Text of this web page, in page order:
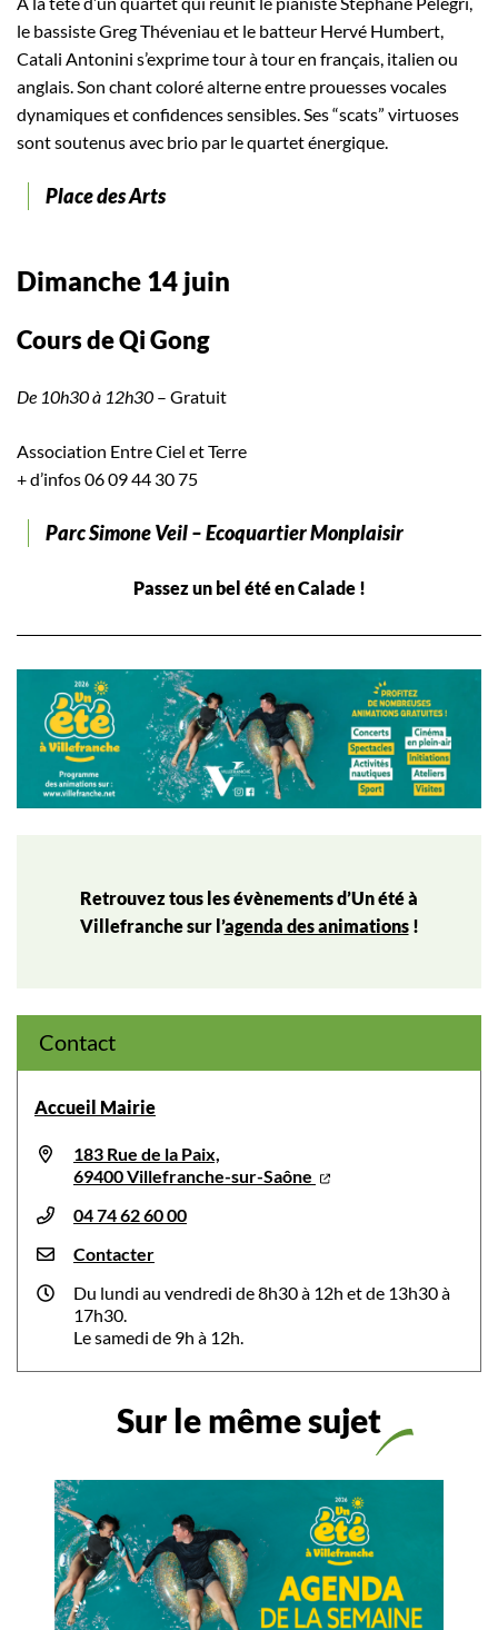
le bassiste Greg Théveniau et le batteur Hervé Humbert,
Catali Antonini s’exprime tour à tour en français, italien ou
anglais. Son chant coloré alterne entre prouesses vocales
dynamiques et confidences sensibles. Ses “scats” virtuoses
sont soutenus avec brio par le quartet énergique.
Place des Arts
Dimanche 14 juin
Cours de Qi Gong
De 10h30 à 12h30 – Gratuit
Association Entre Ciel et Terre
+ d’infos 06 09 44 30 75
Parc Simone Veil – Ecoquartier Monplaisir
Passez un bel été en Calade !
Retrouvez tous les évènements d’Un été à
Villefranche sur l’agenda des animations!
Contact
Accueil Mairie
183 Rue de la Paix,
69400 Villefranche-sur-Saône
04 74 62 60 00
Contacter
Du lundi au vendredi de 8h30 à 12h et de 13h30 à
17h30.
Le samedi de 9h à 12h.
Sur le même sujet